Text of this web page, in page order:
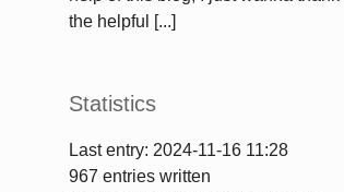
the helpful [...]
Statistics
Last entry: 2024-11-16 11:28
967 entries written